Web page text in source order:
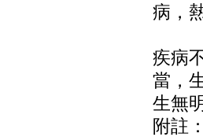
病，
疾病
當，
生無
附註：